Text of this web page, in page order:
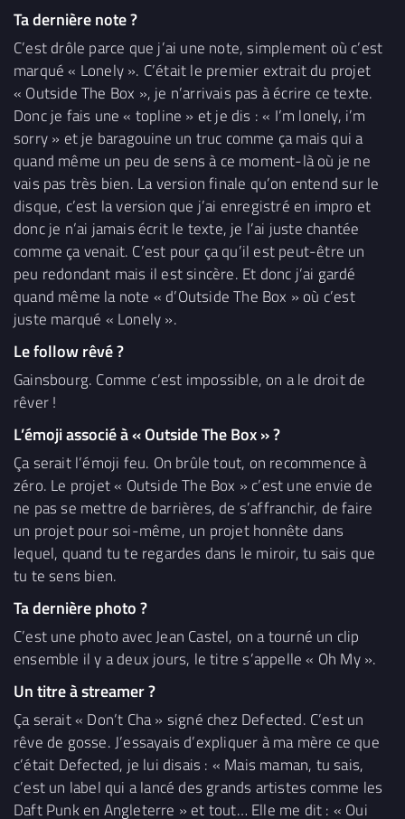
Ta dernière note ?
C’est drôle parce que j’ai une note, simplement où c’est
marqué « Lonely ». C’était le premier extrait du projet
« Outside The Box », je n’arrivais pas à écrire ce texte.
Donc je fais une « topline » et je dis : « I’m lonely, i’m
sorry » et je baragouine un truc comme ça mais qui a
quand même un peu de sens à ce moment-là où je ne
vais pas très bien. La version finale qu’on entend sur le
disque, c’est la version que j’ai enregistré en impro et
donc je n’ai jamais écrit le texte, je l’ai juste chantée
comme ça venait. C’est pour ça qu’il est peut-être un
peu redondant mais il est sincère. Et donc j’ai gardé
quand même la note « d’Outside The Box » où c’est
juste marqué « Lonely ».
Le follow rêvé ?
Gainsbourg. Comme c’est impossible, on a le droit de
rêver !
L’émoji associé à « Outside The Box » ?
Ça serait l’émoji feu. On brûle tout, on recommence à
zéro. Le projet « Outside The Box » c’est une envie de
ne pas se mettre de barrières, de s’affranchir, de faire
un projet pour soi-même, un projet honnête dans
lequel, quand tu te regardes dans le miroir, tu sais que
tu te sens bien.
Ta dernière photo ?
C’est une photo avec Jean Castel, on a tourné un clip
ensemble il y a deux jours, le titre s’appelle « Oh My ».
Un titre à streamer ?
Ça serait « Don’t Cha » signé chez Defected. C’est un
rêve de gosse. J’essayais d’expliquer à ma mère ce que
c’était Defected, je lui disais : « Mais maman, tu sais,
c’est un label qui a lancé des grands artistes comme les
Daft Punk en Angleterre » et tout… Elle me dit : « Oui